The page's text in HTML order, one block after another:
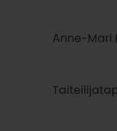
Anne-Mari